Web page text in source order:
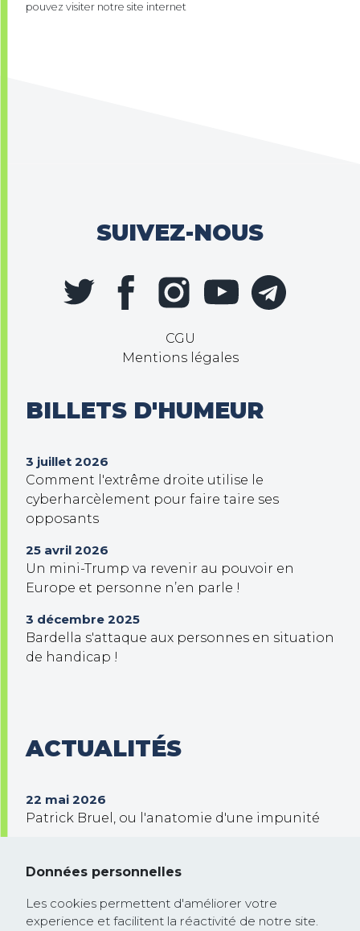
pouvez visiter notre site internet
SUIVEZ-NOUS
CGU
Mentions légales
BILLETS D'HUMEUR
3 juillet 2026
Comment l'extrême droite utilise le
cyberharcèlement pour faire taire ses
opposants
25 avril 2026
Un mini-Trump va revenir au pouvoir en
Europe et personne n’en parle !
3 décembre 2025
Bardella s'attaque aux personnes en situation
de handicap !
ACTUALITÉS
22 mai 2026
Patrick Bruel, ou l'anatomie d'une impunité
Trump veut prendre le contrôle de Gaza !
26 février 2025
Communiqué de presse : la Commission
Données personnelles
Les cookies permettent d'améliorer votre
experience et facilitent la réactivité de notre site.